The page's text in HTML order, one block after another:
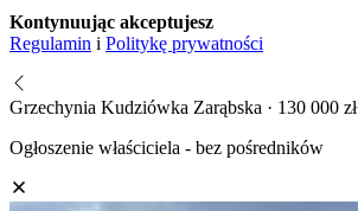
Kontynuując akceptujesz
Regulamin i Politykę prywatności
Grzechynia Kudziówka Zarąbska · 130 000 zł
Ogłoszenie właściciela - bez pośredników